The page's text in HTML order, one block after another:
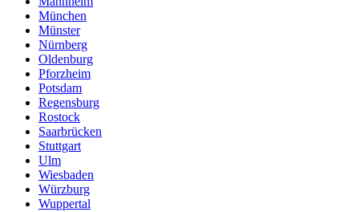
München
Münster
Nürnberg
Oldenburg
Pforzheim
Potsdam
Regensburg
Rostock
Saarbrücken
Stuttgart
Ulm
Wiesbaden
Würzburg
Wuppertal